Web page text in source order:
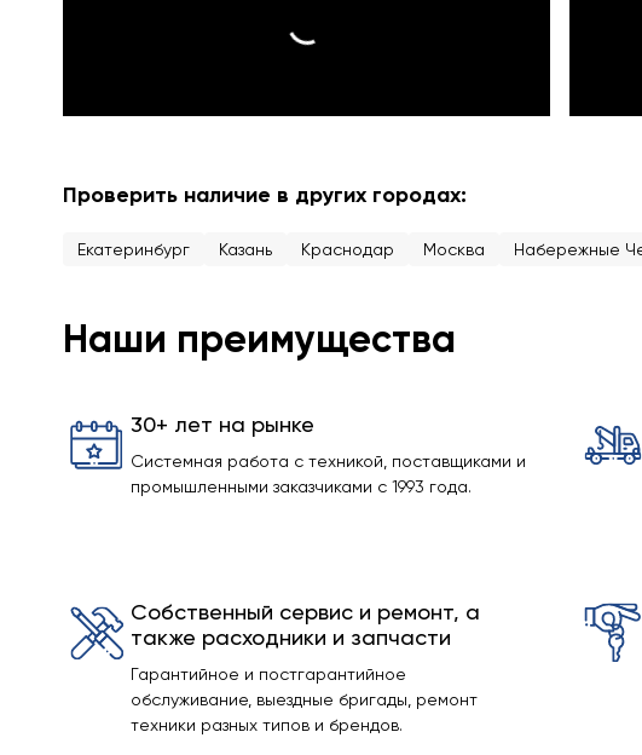
Проверить наличие в других городах:
Екатеринбург Казань Краснодар Москва Набережные
Наши преимущества
30+ лет на рынке
Системная работа с техникой, поставщиками и
промышленными заказчиками с 1993 года.
Собственный сервис и ремонт, а
также расходники и запчасти
Гарантийное и постгарантийное
обслуживание, выездные бригады, ремонт
техники разных типов и брендов.